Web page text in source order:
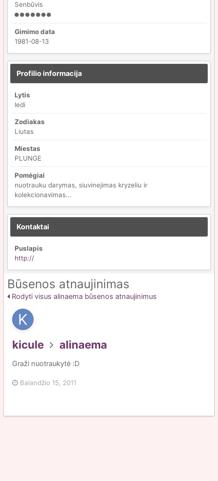
Senbūvis
Gimimo data
1981-08-13
Profilio informacija
Lytis
ledi
Zodiakas
Liutas
Miestas
PLUNGE
Pomėgiai
nuotrauku darymas, siuvinejimas kryzeliu ir
kolekcionavimas...
Kontaktai
Puslapis
http://
Būsenos atnaujinimas
Rodyti visus alinaema būsenos atnaujinimus
kicule alinaema
Graži nuotraukytė :D
Balandžio 15, 2011